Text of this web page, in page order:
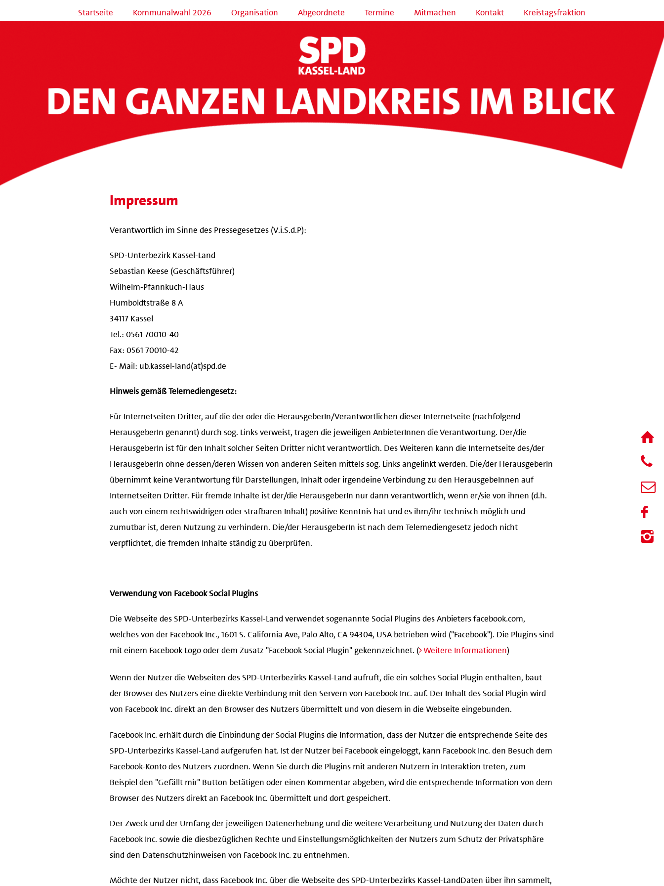
Startseite Kommunalwahl 2026 Organisation Abgeordnete Termine Mitmachen Kontakt Kreistagsfraktion
Impressum
Verantwortlich im Sinne des Pressegesetzes (V.i.S.d.P):
SPD-Unterbezirk Kassel-Land
Sebastian Keese (Geschäftsführer)
Wilhelm-Pfannkuch-Haus
Humboldtstraße 8 A
34117 Kassel
Tel.: 0561 70010-40
Fax: 0561 70010-42
E- Mail: ub.kassel-land(at)spd.de
Hinweis gemäß Telemediengesetz:
Für Internetseiten Dritter, auf die der oder die HerausgeberIn/Verantwortlichen dieser Internetseite (nachfolgend
HerausgeberIn genannt) durch sog. Links verweist, tragen die jeweiligen AnbieterInnen die Verantwortung. Der/die
HerausgeberIn ist für den Inhalt solcher Seiten Dritter nicht verantwortlich. Des Weiteren kann die Internetseite des/der
HerausgeberIn ohne dessen/deren Wissen von anderen Seiten mittels sog. Links angelinkt werden. Die/der HerausgeberIn
übernimmt keine Verantwortung für Darstellungen, Inhalt oder irgendeine Verbindung zu den HerausgebeInnen auf
Internetseiten Dritter. Für fremde Inhalte ist der/die HerausgeberIn nur dann verantwortlich, wenn er/sie von ihnen (d.h.
auch von einem rechtswidrigen oder strafbaren Inhalt) positive Kenntnis hat und es ihm/ihr technisch möglich und
zumutbar ist, deren Nutzung zu verhindern. Die/der HerausgeberIn ist nach dem Telemediengesetz jedoch nicht
verpflichtet, die fremden Inhalte ständig zu überprüfen.
Verwendung von Facebook Social Plugins
Die Webseite des SPD-Unterbezirks Kassel-Land verwendet sogenannte Social Plugins des Anbieters facebook.com,
welches von der Facebook Inc., 1601 S. California Ave, Palo Alto, CA 94304, USA betrieben wird ("Facebook"). Die Plugins sind
mit einem Facebook Logo oder dem Zusatz "Facebook Social Plugin" gekennzeichnet. ( Weitere Informationen)
Wenn der Nutzer die Webseiten des SPD-Unterbezirks Kassel-Land aufruft, die ein solches Social Plugin enthalten, baut
der Browser des Nutzers eine direkte Verbindung mit den Servern von Facebook Inc. auf. Der Inhalt des Social Plugin wird
von Facebook Inc. direkt an den Browser des Nutzers übermittelt und von diesem in die Webseite eingebunden.
Facebook Inc. erhält durch die Einbindung der Social Plugins die Information, dass der Nutzer die entsprechende Seite des
SPD-Unterbezirks Kassel-Land aufgerufen hat. Ist der Nutzer bei Facebook eingeloggt, kann Facebook Inc. den Besuch dem
Facebook-Konto des Nutzers zuordnen. Wenn Sie durch die Plugins mit anderen Nutzern in Interaktion treten, zum
Beispiel den "Gefällt mir" Button betätigen oder einen Kommentar abgeben, wird die entsprechende Information von dem
Browser des Nutzers direkt an Facebook Inc. übermittelt und dort gespeichert.
Der Zweck und der Umfang der jeweiligen Datenerhebung und die weitere Verarbeitung und Nutzung der Daten durch
Facebook Inc. sowie die diesbezüglichen Rechte und Einstellungsmöglichkeiten der Nutzers zum Schutz der Privatsphäre
sind den Datenschutzhinweisen von Facebook Inc. zu entnehmen.
Möchte der Nutzer nicht, dass Facebook Inc. über die Webseite des SPD-Unterbezirks Kassel-LandDaten über ihn sammelt,